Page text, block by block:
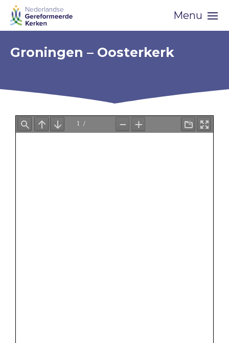
Skip
navigation
Menu
Groningen – Oosterkerk